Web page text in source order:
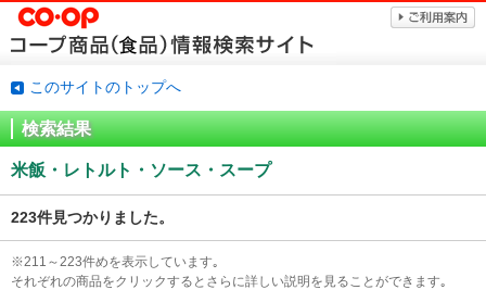
このサイトのトップへ
検索結果
米飯・レトルト・ソース・スープ
223件見つかりました。
※211～223件めを表示しています｡
それぞれの商品をクリックするとさらに詳しい説明を見ることができます｡